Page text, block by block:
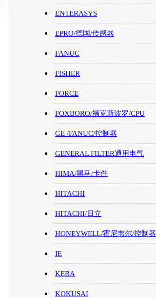
ENTERASYS
EPRO/德国/传感器
FANUC
FISHER
FORCE
FOXBORO/福克斯波罗/CPU
GE /FANUC/控制器
GENERAL FILTER通用电气
HIMA/黑马/卡件
HITACHI
HITACHI/日立
HONEYWELL/霍尼韦尔/控制器
IE
KEBA
KOKUSAI